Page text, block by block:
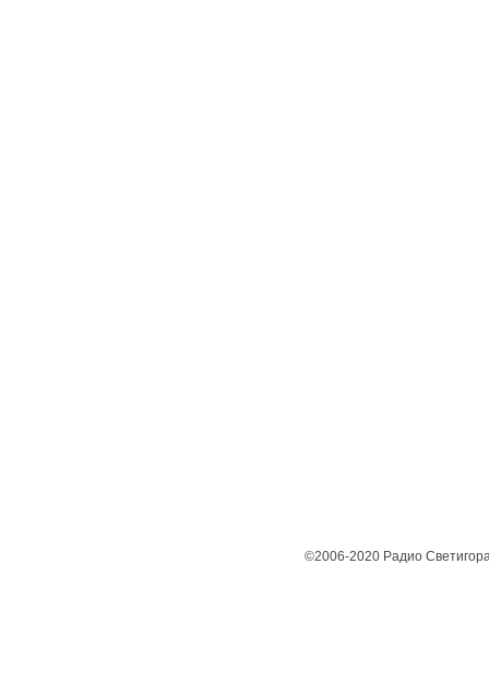
©2006-2020 Радио